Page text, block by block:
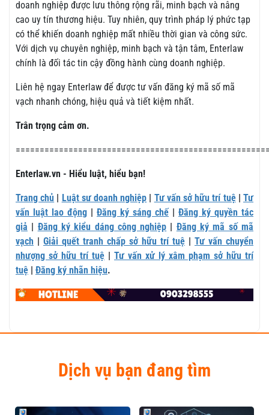
doanh nghiệp được lưu thông rộng rãi, minh bạch và nâng
cao uy tín thương hiệu. Tuy nhiên, quy trình pháp lý phức tạp
có thể khiến doanh nghiệp mất nhiều thời gian và công sức.
Với dịch vụ chuyên nghiệp, minh bạch và tận tâm, Enterlaw
chính là đối tác tin cậy đồng hành cùng doanh nghiệp.
Liên hệ ngay Enterlaw để được tư vấn đăng ký mã số mã
vạch nhanh chóng, hiệu quả và tiết kiệm nhất.
Trân trọng cảm ơn.
Enterlaw.vn - Hiểu luật, hiểu bạn!
Trang chủ | Luật sư doanh nghiệp | Tư vấn sở hữu trí tuệ| Tư
vấn luật lao động | Đăng ký sáng chế | Đăng ký quyền tác
giả | Đăng ký kiểu dáng công nghiệp | Đăng ký mã số mã
vạch | Giải quết tranh chấp sở hữu trí tuệ | Tư vấn chuyển
nhượng sở hữu trí tuệ | Tư vấn xử lý xâm phạm sở hữu trí
tuệ | Đăng ký nhãn hiệu.
Dịch vụ bạn đang tìm